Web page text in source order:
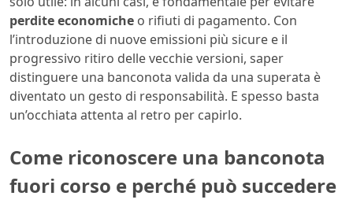
perdite economiche o rifiuti di pagamento. Con
l’introduzione di nuove emissioni più sicure e il
progressivo ritiro delle vecchie versioni, saper
distinguere una banconota valida da una superata è
diventato un gesto di responsabilità. E spesso basta
un’occhiata attenta al retro per capirlo.
Come riconoscere una banconota
fuori corso e perché può succedere